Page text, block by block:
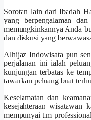
Sorotan lain dari Ibadah
yang berpengalaman
memungkinkannya Anda
dan diskusi yang
Alhijaz Indowisata pun
perjalanan ini ialah
kunjungan terbatas ke
tawarkan peluang buat
Keselamatan dan
kesejahteraan wisatawan
mempunyai tim